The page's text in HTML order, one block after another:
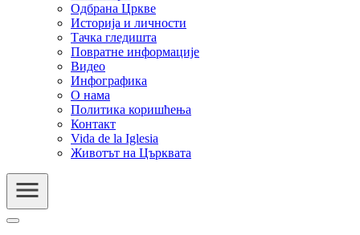
Одбрана Цркве
Историја и личности
Тачка гледишта
Повратне информације
Видео
Инфографика
О нама
Политика коришћења
Контакт
Vida de la Iglesia
Животът на Църквата